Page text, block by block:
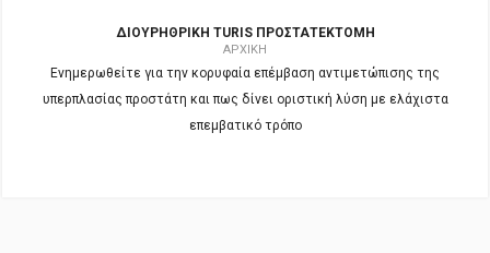
ΔΙΟΥΡΗΘΡΙΚΉ TURIS ΠΡΟΣΤΑΤΕΚΤΟΜΉ
ΑΡΧΙΚΉ
Ενημερωθείτε για την κορυφαία επέμβαση αντιμετώπισης της
υπερπλασίας προστάτη και πως δίνει οριστική λύση με ελάχιστα
επεμβατικό τρόπο